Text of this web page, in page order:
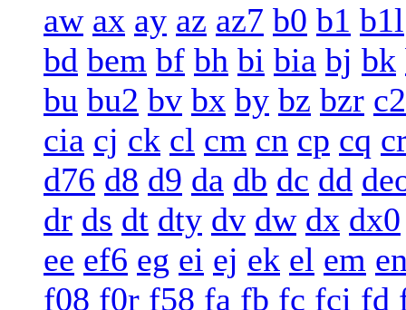
aw ax ay az az7 b0 b1 b1l
bd bem bf bh bi bia bj bk
bu bu2 bv bx by bz bzr c2
cia cj ck cl cm cn cp cq
d76 d8 d9 da db dc dd
dr ds dt dty dv dw dx dx0
ee ef6 eg ei ej ek el em
f08 f0r f58 fa fb fc fci fd